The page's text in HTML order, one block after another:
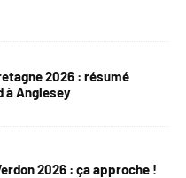
2026 : résumé
à Anglesey
2026 : ça approche !